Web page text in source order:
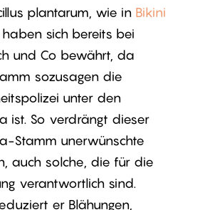
plantarum, wie in Bikini
haben sich bereits bei
und Co bewährt, da
sozusagen die
unter den
ist. So verdrängt dieser
Stamm unerwünschte
auch solche, die für die
verantwortlich sind.
er Blähungen,